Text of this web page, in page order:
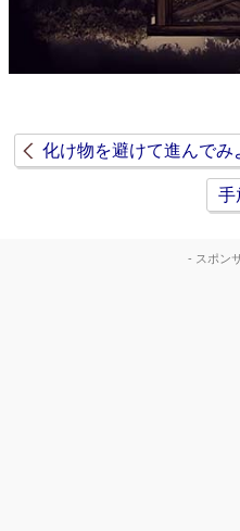
化け物を避けて進んでみ
手
- スポン